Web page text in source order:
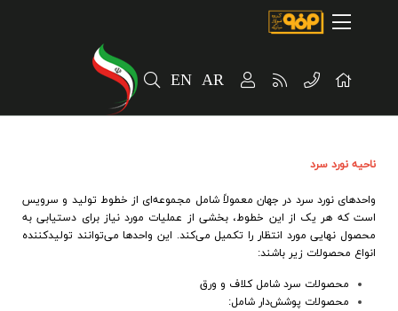
AR
EN
مسیر ماندگار
ارتباطات و توسعه برند سازمانی
مسئولیت های اجتماعی
پروژه های سرمایه گذاری
ناحيه نورد سرد
واحدهای نورد سرد در جهان معمولاً شامل مجموعه‌ای از خطوط تولید و سرویس
است که هر یک از این خطوط، بخشی از عملیات مورد نیاز برای دستیابی به
محصول نهایی مورد انتظار را تکمیل می‌کند. این واحدها می‌توانند تولیدکننده
انواع محصولات زیر باشند:
محصولات سرد شامل کلاف و ورق
محصولات پوشش‌دار شامل: